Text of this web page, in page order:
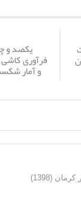
یکصد و
فرآوری
و آمار
(1398)